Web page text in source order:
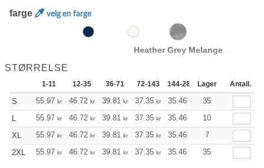
farge velg en farge
Heather Grey Melange
STØRRELSE
1-11 12-35 36-71 72-143 144-287 288 + Mer
Lager Antall.
S 55.97 kr 46.72 kr 39.81 kr 37.35 kr 35.46 35.12
35
L
55.97 kr 46.72 kr 39.81 kr 37.35 kr 35.46 35.12
10
XL
55.97 kr 46.72 kr 39.81 kr 37.35 kr 35.46 35.12
7
2XL
55.97 kr 46.72 kr 39.81 kr 37.35 kr 35.46 35.12
35